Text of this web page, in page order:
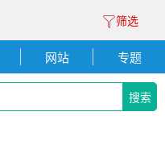
筛选
网站 专题
搜索